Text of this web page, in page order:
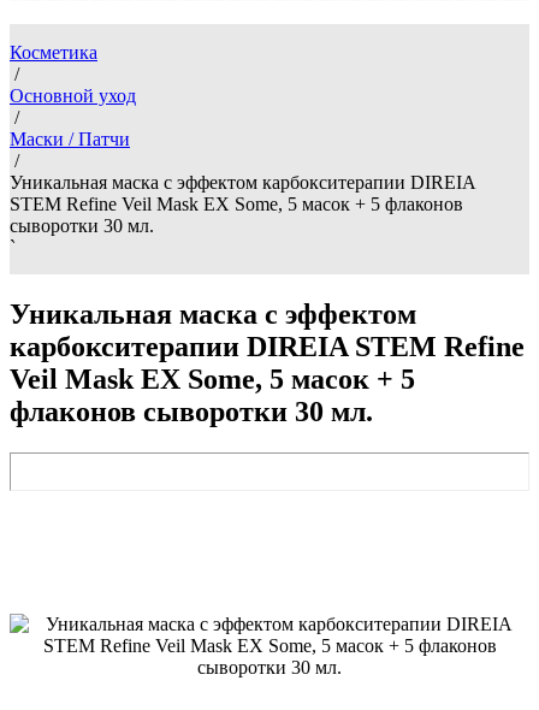
Косметика
/
Основной уход
/
Маски / Патчи
/
Уникальная маска с эффектом карбокситерапии DIREIA
STEM Refine Veil Mask EX Some, 5 масок + 5 флаконов
сыворотки 30 мл.
`
Уникальная маска с эффектом
карбокситерапии DIREIA STEM Refine
Veil Mask EX Some, 5 масок + 5
флаконов сыворотки 30 мл.